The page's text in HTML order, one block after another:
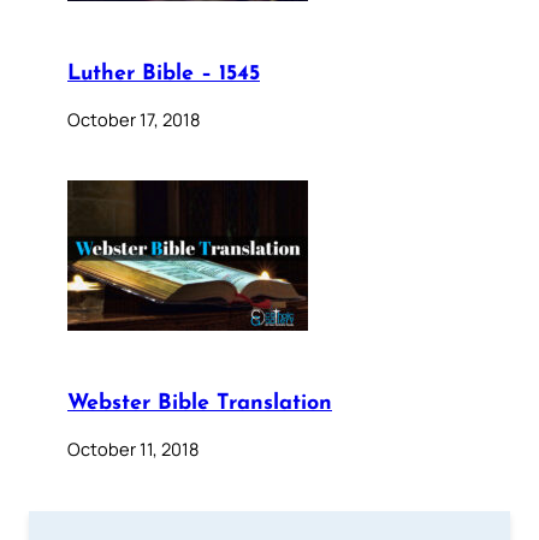
Luther Bible – 1545
October 17, 2018
Webster Bible Translation
October 11, 2018